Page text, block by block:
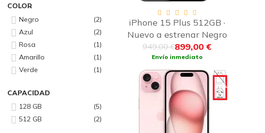
iPhone 15 Plus 512GB ·
Nuevo a estrenar Negro
949,00 €899,00 €
Envío inmediato
-50€
COLOR
Negro
2
Azul
2
Rosa
1
Amarillo
1
Verde
1
CAPACIDAD
128 GB
5
512 GB
2